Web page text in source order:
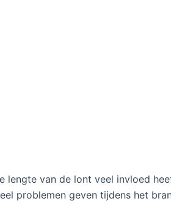
lengte van de lont veel invloed
problemen geven tijdens het